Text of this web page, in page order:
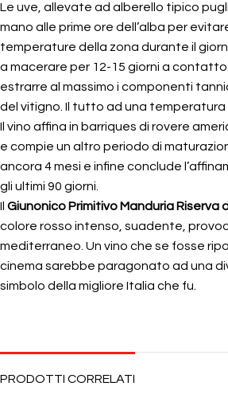
Le uve, allevate ad alberello tipico
mano alle prime ore dell’alba per
temperature della zona durante il
a macerare per 12-15 giorni a
estrarre al massimo i componenti
del vitigno. Il tutto ad una temperatura
Il vino affina in barriques di rovere
e compie un altro periodo di
ancora 4 mesi e infine conclude
gli ultimi 90 giorni.
Il Giunonico Primitivo Manduria Riserva
colore rosso intenso, suadente,
mediterraneo. Un vino che se fosse
cinema sarebbe paragonato ad una
simbolo della migliore Italia che fu.
PRODOTTI CORRELATI